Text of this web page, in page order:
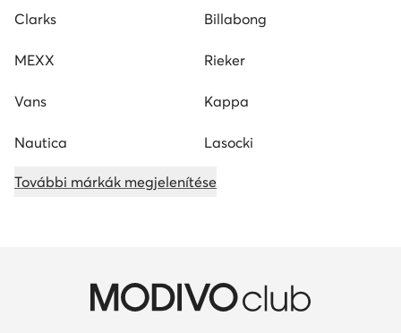
Clarks Billabong
MEXX Rieker
Vans Kappa
Nautica Lasocki
További márkák megjelenítése